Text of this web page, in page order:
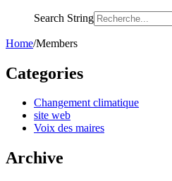
Search String
Home/Members
Categories
Changement climatique
site web
Voix des maires
Archive